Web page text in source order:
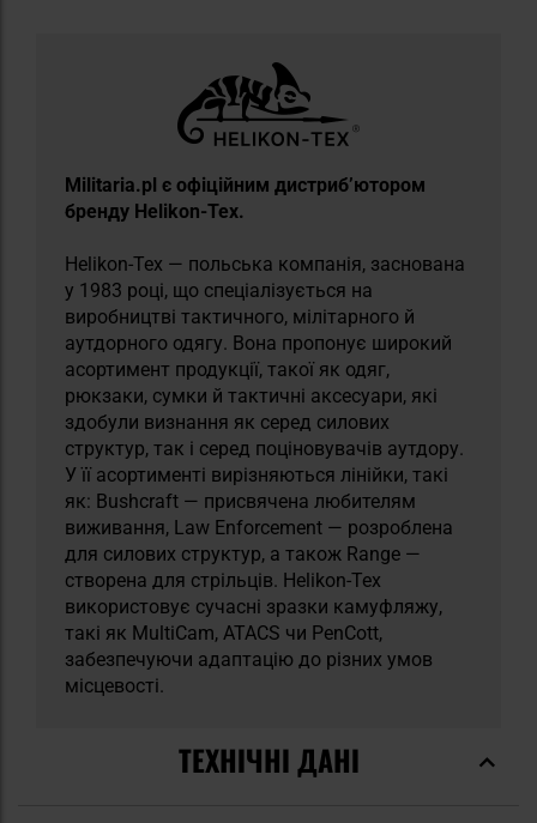
Militaria.pl є офіційним дистриб’ютором
бренду Helikon-Tex.
Helikon-Tex — польська компанія, заснована
у 1983 році, що спеціалізується на
виробництві тактичного, мілітарного й
аутдорного одягу. Вона пропонує широкий
асортимент продукції, такої як одяг,
рюкзаки, сумки й тактичні аксесуари, які
здобули визнання як серед силових
структур, так і серед поціновувачів аутдору.
У її асортименті вирізняються лінійки, такі
як: Bushcraft — присвячена любителям
виживання, Law Enforcement — розроблена
для силових структур, а також Range —
створена для стрільців. Helikon-Tex
використовує сучасні зразки камуфляжу,
такі як MultiCam, ATACS чи PenCott,
забезпечуючи адаптацію до різних умов
місцевості.
ТЕХНІЧНІ ДАНІ